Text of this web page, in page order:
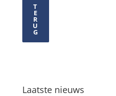
T
E
R
U
G
Laatste nieuws